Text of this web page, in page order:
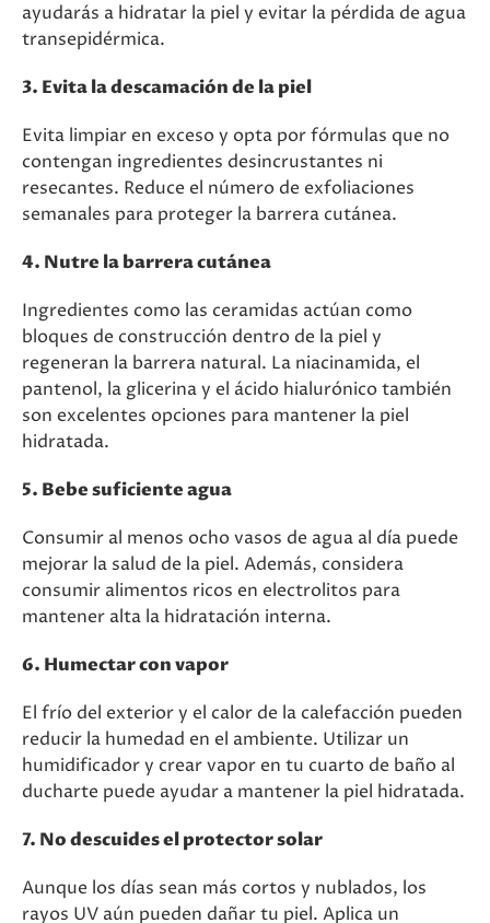
ayudarás a hidratar la piel y evitar la pérdida de agua
transepidérmica.
3. Evita la descamación de la piel
Evita limpiar en exceso y opta por fórmulas que no
contengan ingredientes desincrustantes ni
resecantes. Reduce el número de exfoliaciones
semanales para proteger la barrera cutánea.
4. Nutre la barrera cutánea
Ingredientes como las ceramidas actúan como
bloques de construcción dentro de la piel y
regeneran la barrera natural. La niacinamida, el
pantenol, la glicerina y el ácido hialurónico también
son excelentes opciones para mantener la piel
hidratada.
5. Bebe suficiente agua
Consumir al menos ocho vasos de agua al día puede
mejorar la salud de la piel. Además, considera
consumir alimentos ricos en electrolitos para
mantener alta la hidratación interna.
6. Humectar con vapor
El frío del exterior y el calor de la calefacción pueden
reducir la humedad en el ambiente. Utilizar un
humidificador y crear vapor en tu cuarto de baño al
ducharte puede ayudar a mantener la piel hidratada.
7. No descuides el protector solar
Aunque los días sean más cortos y nublados, los
rayos UV aún pueden dañar tu piel. Aplica un